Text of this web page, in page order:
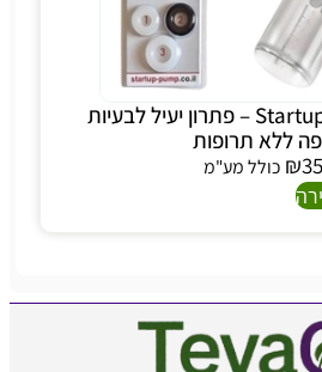
משאבת זקפה Startup – פתרון יעיל לבעיות
ללא תרופות
₪ כולל מע"מ